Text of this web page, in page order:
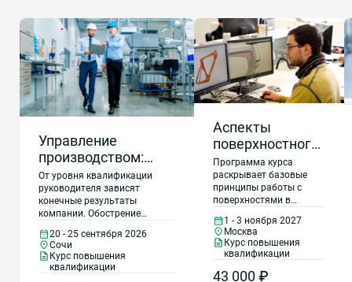
Управление
производством:
эффективное
управление
производственными
процессами,
современные
компетенции
руководителя,
От уровня квалификации
руководителя зависят
конечные результаты
компании. Обострение
руководителей
усовершенствовать бизнес-
процессы, сокращать
20 - 25 сентября 2026
Сочи
Курс повышения
квалификации
Аспекты
поверхностного
моделирования
с учетом
технологических
возможностей
аддитивных
технологий в
Компас 3D
Программа курса
раскрывает базовые
принципы работы с
поверхностями в
получат практические
навыки создания
сложных трехмерных
их к печати на
1 - 3 ноября 2027
Москва
Курс повышения
квалификации
43 000 ₽